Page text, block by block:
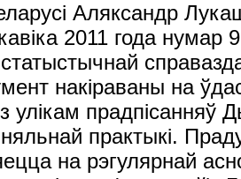
Аляксандр
2011 года
накіраваны на
улікам прадпісанняў
практыкі.
на рэгулярнай